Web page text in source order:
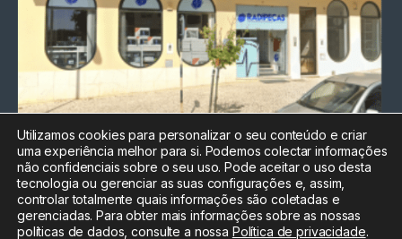
Chamada para a rede fixa
nacional
Electrónica:212
588 047
Utilizamos cookies para personalizar o seu conteúdo e criar
uma experiência melhor para si. Podemos colectar informações
não confidenciais sobre o seu uso. Pode aceitar o uso desta
tecnologia ou gerenciar as suas configurações e, assim,
controlar totalmente quais informações são coletadas e
gerenciadas. Para obter mais informações sobre as nossas
políticas de dados, consulte a nossa Política de privacidade.